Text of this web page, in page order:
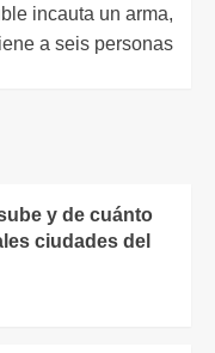
incauta un arma,
a seis personas
y de cuánto
ciudades del